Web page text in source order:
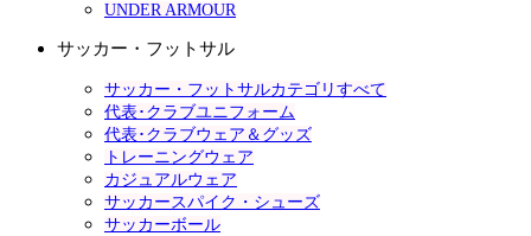
UNDER ARMOUR
サッカー・フットサル
サッカー・フットサルカテゴリすべて
代表･クラブユニフォーム
代表･クラブウェア＆グッズ
トレーニングウェア
カジュアルウェア
サッカースパイク・シューズ
サッカーボール